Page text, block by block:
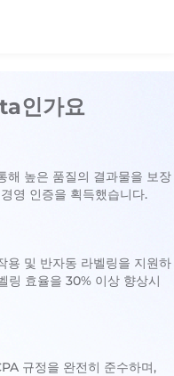
인가요
해 높은 품질의 결과물을 보장
영 인증을 획득했습니다.
용 및 반자동 라벨링을 지원하
효율을 30% 이상 향상시
규정을 완전히 준수하며,